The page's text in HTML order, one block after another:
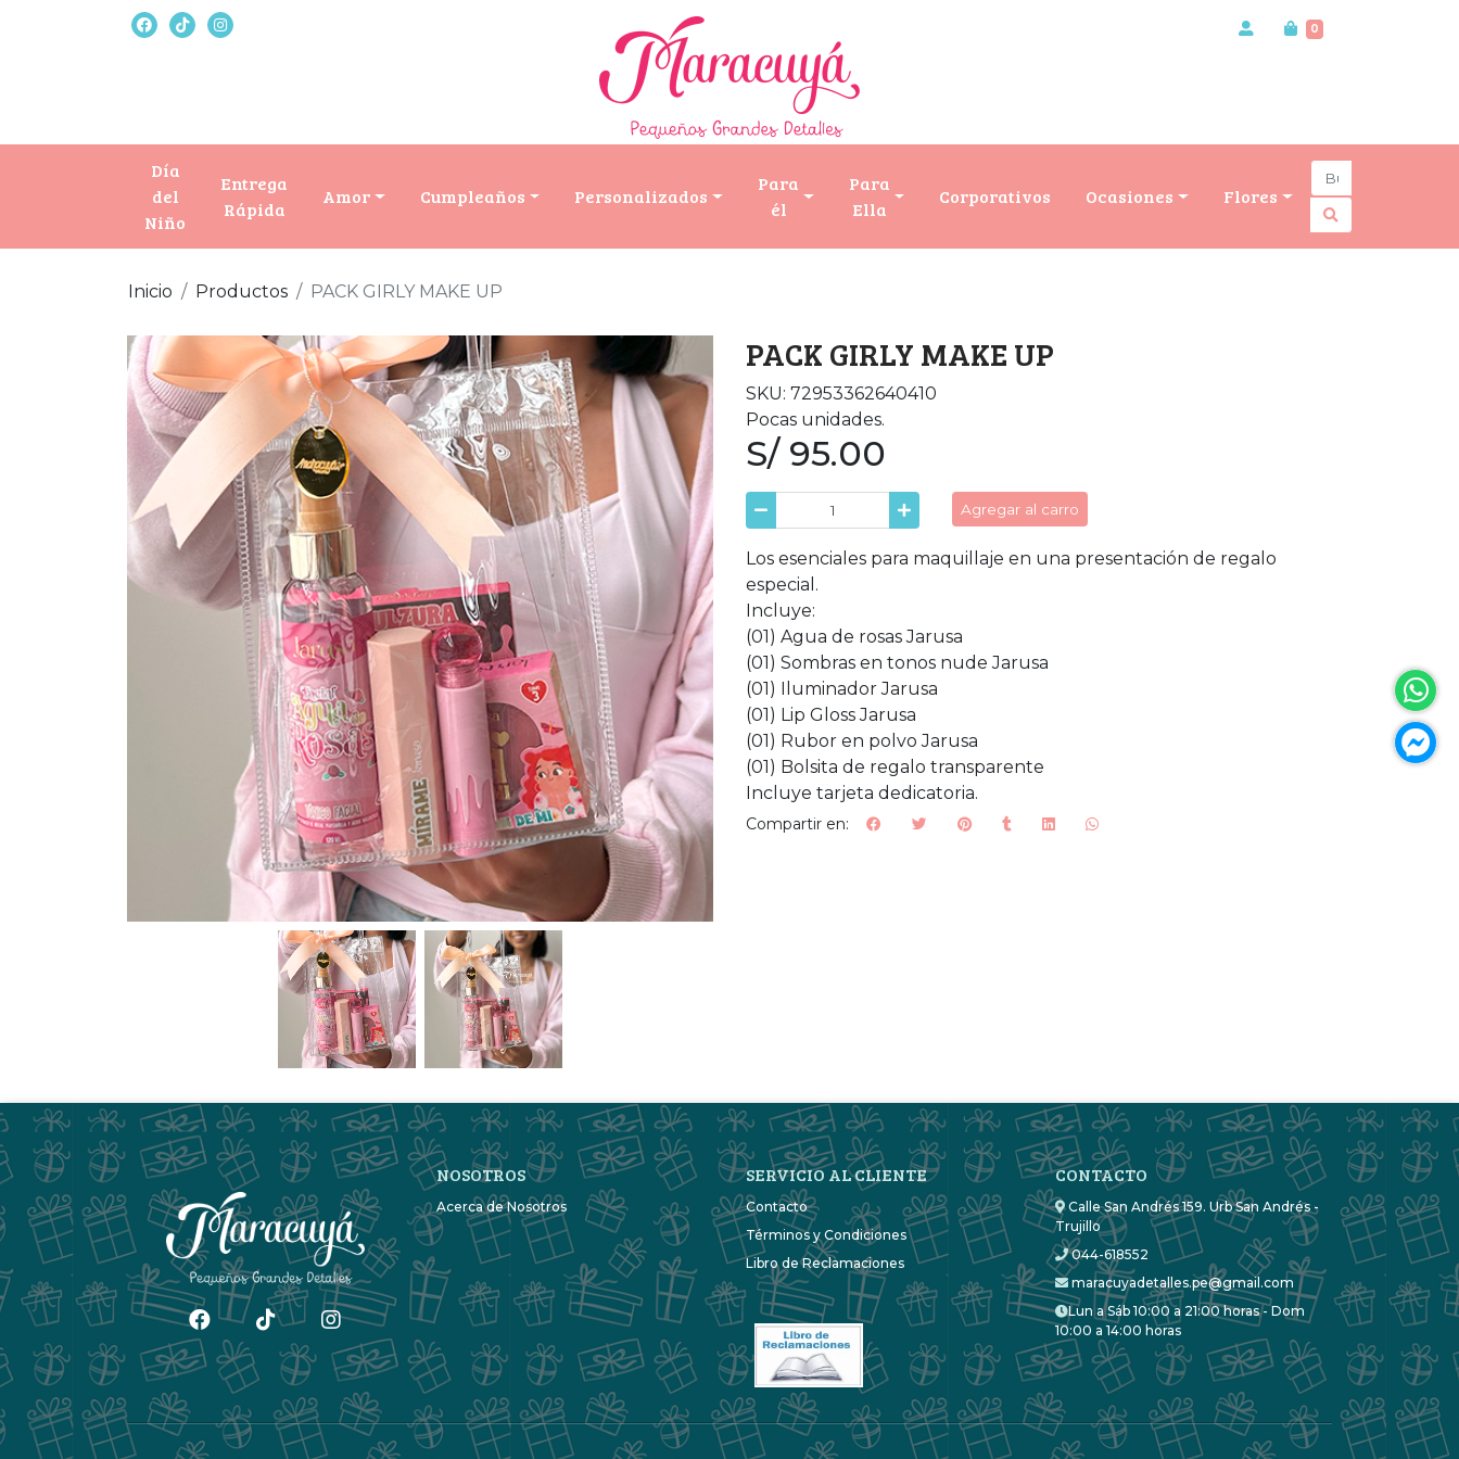
0
Día
del
Niño
Entrega
Rápida
Amor Cumpleaños Personalizados
Para
él
Para
Ella
Corporativos Ocasiones Flores
Inicio Productos PACK GIRLY MAKE UP
PACK GIRLY MAKE UP
SKU: 72953362640410
Pocas unidades.
S/ 95.00
Agregar al carro
Los esenciales para maquillaje en una presentación de regalo
especial.
Incluye:
(01) Agua de rosas Jarusa
(01) Sombras en tonos nude Jarusa
(01) Iluminador Jarusa
(01) Lip Gloss Jarusa
(01) Rubor en polvo Jarusa
(01) Bolsita de regalo transparente
Incluye tarjeta dedicatoria.
Compartir en:
NOSOTROS
Acerca de Nosotros
SERVICIO AL CLIENTE
Contacto
Términos y Condiciones
Libro de Reclamaciones
CONTACTO
Calle San Andrés 159. Urb San Andrés -
Trujillo
044-618552
maracuyadetalles.pe@gmail.com
Lun a Sáb 10:00 a 21:00 horas - Dom
10:00 a 14:00 horas